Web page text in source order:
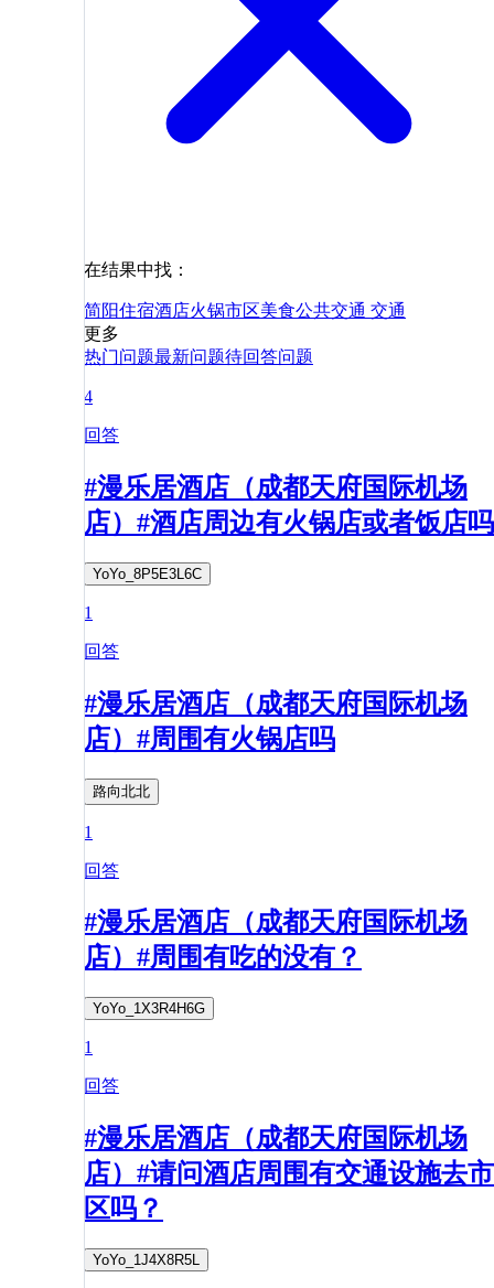
在结果中找：
简阳住宿酒店火锅市区美食公共交通 交通
更多
热门问题最新问题待回答问题
4
回答
#漫乐居酒店（成都天府国际机场
店）#酒店周边有火锅店或者饭店吗
YoYo_8P5E3L6C
1
回答
#漫乐居酒店（成都天府国际机场
店）#周围有火锅店吗
路向北北
1
回答
#漫乐居酒店（成都天府国际机场
店）#周围有吃的没有？
YoYo_1X3R4H6G
1
回答
#漫乐居酒店（成都天府国际机场
店）#请问酒店周围有交通设施去市
区吗？
YoYo_1J4X8R5L